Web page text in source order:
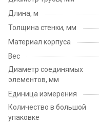
Длина, м
Толщина стенки, мм
Материал корпуса
Вес
Диаметр соединямых
элементов, мм
Единица измерения
Количество в большой
упаковке